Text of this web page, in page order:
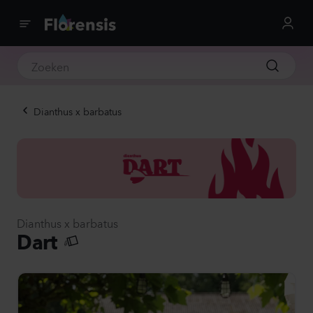
Dianthus x barbatus
Dianthus x barbatus
Dart